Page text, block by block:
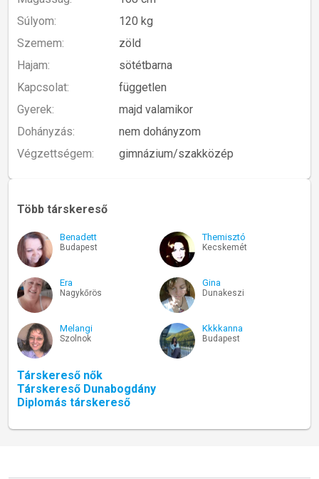
Súlyom:
120 kg
Szemem:
zöld
Hajam:
sötétbarna
Kapcsolat:
független
Gyerek:
majd valamikor
Dohányzás:
nem dohányzom
Végzettségem:
gimnázium/szakközép
Több társkereső
Benadett
Budapest
Themisztó
Kecskemét
Era
Nagykőrös
Gina
Dunakeszi
Melangi
Szolnok
Kkkkanna
Budapest
Társkereső nők
Társkereső Dunabogdány
Diplomás társkereső